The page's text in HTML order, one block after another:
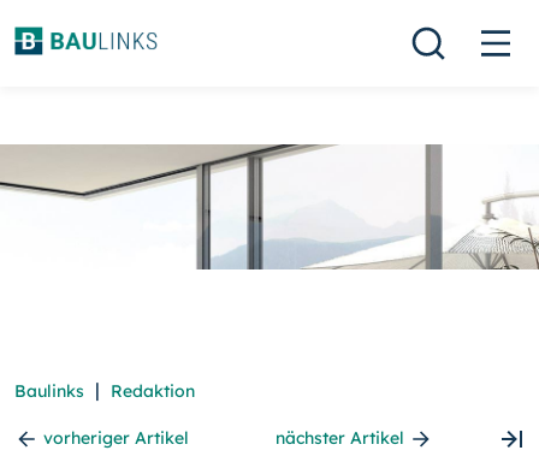
Baulinks | Redaktion
vorheriger Artikel nächster Artikel